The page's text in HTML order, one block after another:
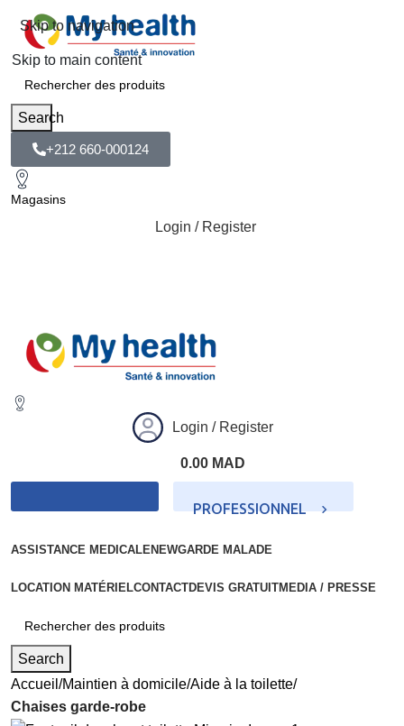
Skip to navigation
Skip to main content
Search
+212 660-000124
Magasins
Login / Register
Login / Register
0.00 MAD
PROFESSIONNEL
ASSISTANCE MEDICALENEWGARDE MALADE
LOCATION MATÉRIELCONTACTDEVIS GRATUITMEDIA / PRESSE
Search
Accueil Maintien à domicile Aide à la toilette
Chaises garde-robe